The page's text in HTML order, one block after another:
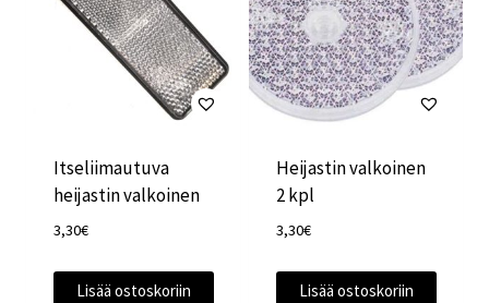
Itseliimautuva
heijastin valkoinen
3,30€
Lisää ostoskoriin
Heijastin valkoinen
2 kpl
3,30€
Lisää ostoskoriin